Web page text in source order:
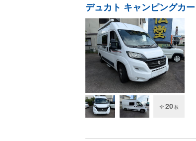
デュカト キャンピングカー
全 20枚